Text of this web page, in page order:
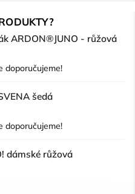
ARDON®JUNO - růžová
doporučujeme!
šedá
doporučujeme!
dámské růžová